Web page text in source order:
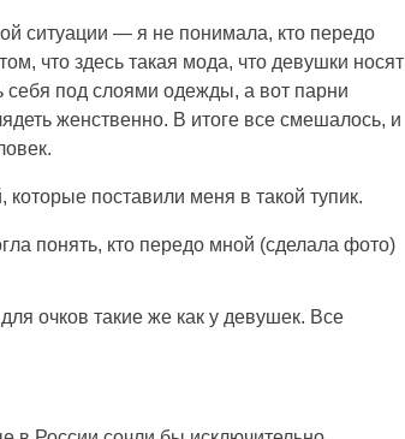
ситуации — я не понимала, кто передо
что здесь такая мода, что девушки носят
под слоями одежды, а вот парни
женственно. В итоге все смешалось, и
поставили меня в такой тупик.
очков такие же как у девушек. Все